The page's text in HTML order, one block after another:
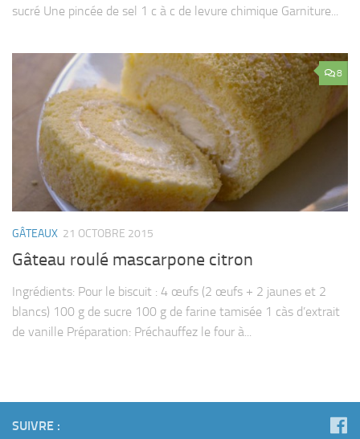
sucré Une pincée de sel 1 c à c de levure chimique Garniture...
8
GÂTEAUX 21 OCTOBRE 2015
Gâteau roulé mascarpone citron
Ingrédients: Pour le biscuit : 4 œufs (2 œufs + 2 jaunes et 2
blancs) 100 g de sucre 100 g de farine tamisée 1 càs d’extrait
de vanille Préparation: Préchauffez le four à...
SUIVRE :